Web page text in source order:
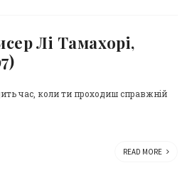
Лі Тамахорі,
час, коли ти проходиш справжній
READ MORE